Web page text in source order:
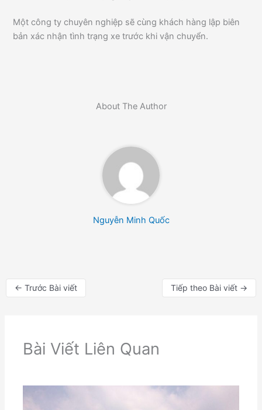
Một công ty chuyên nghiệp sẽ cùng khách hàng lập biên
bản xác nhận tình trạng xe trước khi vận chuyển.
About The Author
Nguyễn Minh Quốc
← Trước Bài viết Tiếp theo Bài viết →
Bài Viết Liên Quan